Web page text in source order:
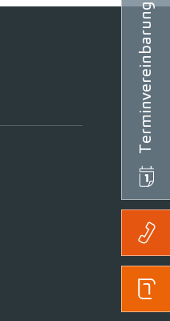
Terminvereinbarung